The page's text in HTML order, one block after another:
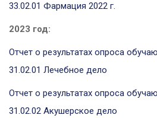
33.02.01 Фармация 2022 г.
2023 год:
Отчет о результатах опроса
31.02.01 Лечебное дело
Отчет о результатах опроса
31.02.02 Акушерское дело